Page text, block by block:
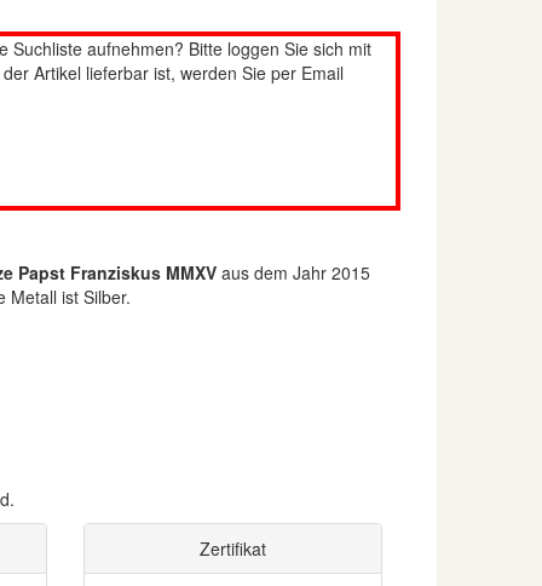
Suchliste aufnehmen? Bitte loggen Sie sich mit
Artikel lieferbar ist, werden Sie per Email
Papst Franziskus MMXV aus dem Jahr 2015
Metall ist Silber.
Zertifikat